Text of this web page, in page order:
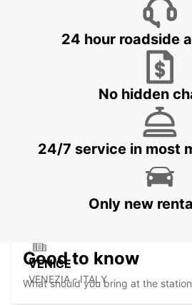
MESTRE
VENICE
VENEZIA - ITALY
24 hour roadside
No hidden
24/7 service in most
Only new
Good to know
What should you bring at the